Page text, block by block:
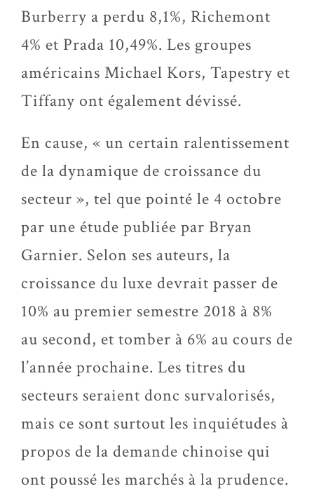
Burberry a perdu 8,1%, Richemont
4% et Prada 10,49%. Les groupes
américains Michael Kors, Tapestry et
Tiffany ont également dévissé.
En cause, « un certain ralentissement
de la dynamique de croissance du
secteur », tel que pointé le 4 octobre
par une étude publiée par Bryan
Garnier. Selon ses auteurs, la
croissance du luxe devrait passer de
10% au premier semestre 2018 à 8%
au second, et tomber à 6% au cours de
l’année prochaine. Les titres du
secteurs seraient donc survalorisés,
mais ce sont surtout les inquiétudes à
propos de la demande chinoise qui
ont poussé les marchés à la prudence.